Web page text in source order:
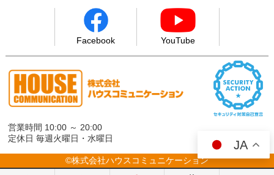
Facebook YouTube
営業時間 10:00 ～ 20:00
定休日 毎週火曜日・水曜日
©株式会社ハウスコミュニケーション
JA